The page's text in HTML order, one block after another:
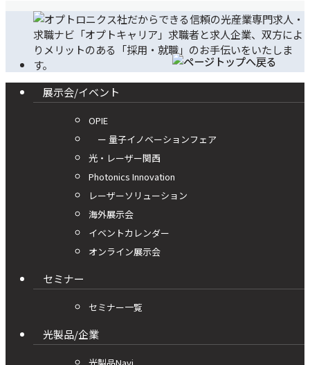
展示会/イベント
OPIE
ー 量子イノベーションフェア
光・レーザー関西
Photonics Innovation
レーザーソリューション
海外展示会
イベントカレンダー
オンライン展示会
セミナー
セミナー一覧
光製品/企業